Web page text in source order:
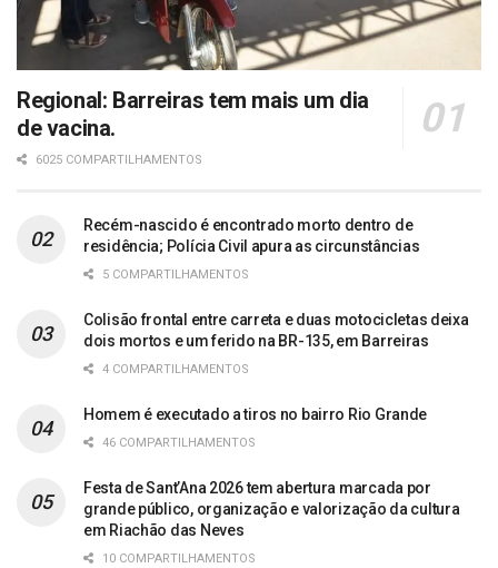
Regional: Barreiras tem mais um dia
de vacina.
6025 COMPARTILHAMENTOS
Recém-nascido é encontrado morto dentro de
residência; Polícia Civil apura as circunstâncias
5 COMPARTILHAMENTOS
Colisão frontal entre carreta e duas motocicletas deixa
dois mortos e um ferido na BR-135, em Barreiras
4 COMPARTILHAMENTOS
Homem é executado a tiros no bairro Rio Grande
46 COMPARTILHAMENTOS
Festa de Sant’Ana 2026 tem abertura marcada por
grande público, organização e valorização da cultura
em Riachão das Neves
10 COMPARTILHAMENTOS